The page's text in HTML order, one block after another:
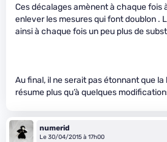
Ces décalages amènent à chaque fois
enlever les mesures qui font doublon .
ainsi à chaque fois un peu plus de
Au final, il ne serait pas étonnant que la
résume plus qu’à quelques
numerid
Le 30/04/2015 à 17h00